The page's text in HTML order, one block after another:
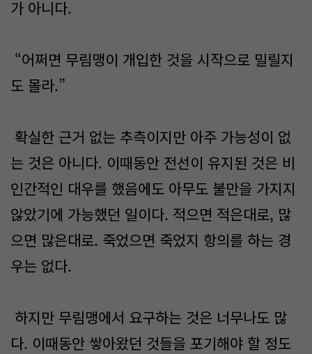
가 아니다.
“어쩌면 무림맹이 개입한 것을 시작으로 밀릴지
도 몰라.”
확실한 근거 없는 추측이지만 아주 가능성이 없
는 것은 아니다. 이때동안 전선이 유지된 것은 비
인간적인 대우를 했음에도 아무도 불만을 가지지
않았기에 가능했던 일이다. 적으면 적은대로, 많
으면 많은대로. 죽었으면 죽었지 항의를 하는 경
우는 없다.
하지만 무림맹에서 요구하는 것은 너무나도 많
다. 이때동안 쌓아왔던 것들을 포기해야 할 정도